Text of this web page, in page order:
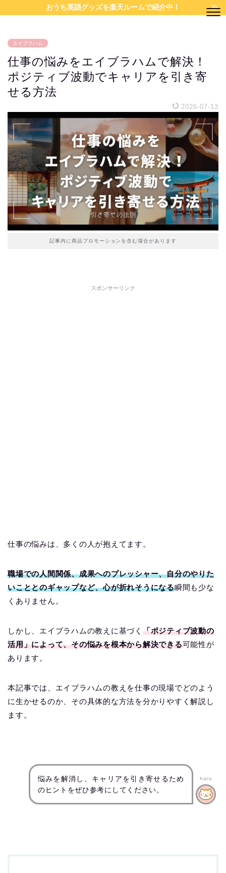
おうち英語グッズを楽天ルームで紹介中！
エイブラハム
仕事の悩みをエイブラハムで解決！
ポジティブ波動でキャリアを引き寄
せる方法
2026-07-13
記事内に商品プロモーションを含む場合があります
スポンサーリンク
仕事の悩みは、多くの人が抱えてます。
職場での人間関係、成果へのプレッシャー、自分のやりた
いこととのギャップなど、心が折れそうになる瞬間も少な
くありません。
しかし、エイブラハムの教えに基づく 「ポジティブ波動の
活用」によって、その悩みを根本から解決できる可能性が
あります。
本記事では、エイブラハムの教えを仕事の現場でどのよう
に生かせるのか、その具体的な方法を分かりやすく解説し
ます。
悩みを解消し、キャリアを引き寄せるため
のヒントをぜひ参考にしてください。
haru